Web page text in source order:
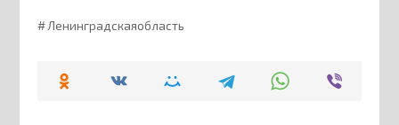
Ленинградскаяобласть